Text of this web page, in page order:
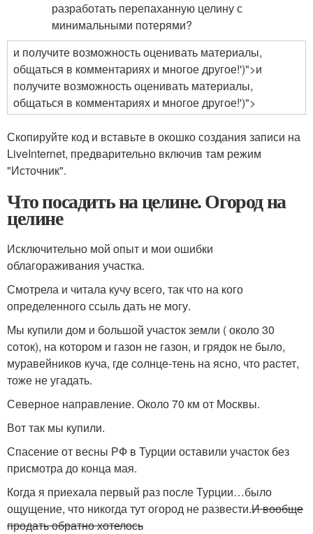
и получите возможность оценивать материалы,
общаться в комментариях и многое другое!')">и
получите возможность оценивать материалы,
общаться в комментариях и многое другое!')">
Скопируйте код и вставьте в окошко создания записи на
LiveInternet, предварительно включив там режим
"Источник".
Что посадить на целине. Огород на
целине
Исключительно мой опыт и мои ошибки
облагораживания участка.
Смотрела и читала кучу всего, так что на кого
определенного ссыль дать не могу.
Мы купили дом и большой участок земли ( около 30
соток), на котором и газон не газон, и грядок не было,
муравейников куча, где солнце-тень на ясно, что растет,
тоже не угадать.
Северное направление. Около 70 км от Москвы.
Вот так мы купили.
Спасение от весны РФ в Турции оставили участок без
присмотра до конца мая.
Когда я приехала первый раз после Турции…было
ощущение, что никогда тут огород не развести.И вообще
продать обратно хотелось